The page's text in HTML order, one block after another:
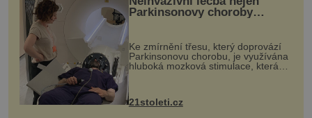
Parkinsonovy choroby
Ke zmírnění třesu, který doprovází
Parkinsonovu chorobu, je využívána
hluboká mozková stimulace, která
však vyžaduje vysoce invazivní
k dostatečně přesnému zacílení ...
21stoleti.cz